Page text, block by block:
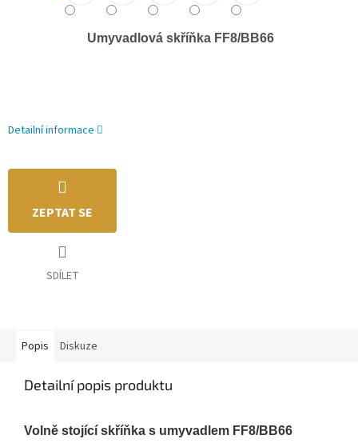
Umyvadlová skříňka FF8/BB66
Detailní informace
ZEPTAT SE
SDÍLET
Popis Diskuze
Detailní popis produktu
Volně stojící skříňka s umyvadlem FF8/BB66